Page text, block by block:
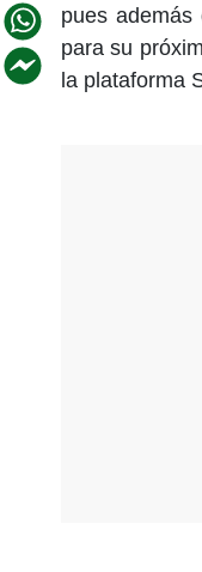
pues
para su
la plataforma